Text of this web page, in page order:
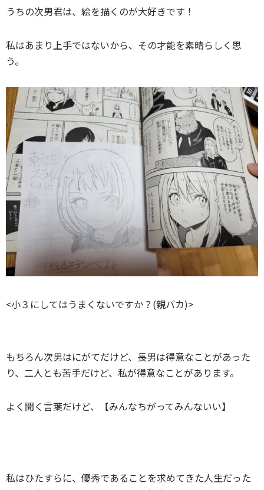
うちの次男君は、絵を描くのが大好きです！
私はあまり上手ではないから、その才能を素晴らしく思
う。
<小３にしてはうまくないですか？(親バカ)>
もちろん次男はにがてだけど、長男は得意なことがあった
り、二人とも苦手だけど、私が得意なことがあります。
よく聞く言葉だけど、【みんなちがってみんないい】
私はひたすらに、優秀であることを求めてきた人生だった